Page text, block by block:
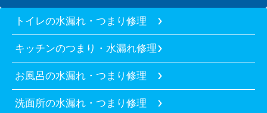
トイレの水漏れ・つまり修理
キッチンのつまり・水漏れ修理
お風呂の水漏れ・つまり修理
洗面所の水漏れ・つまり修理